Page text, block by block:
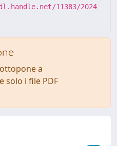
11383/2024
a
solo i file PDF